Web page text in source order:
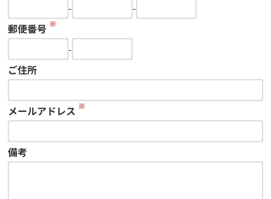
-
-
郵便番号 ※
-
ご住所
メールアドレス ※
備考